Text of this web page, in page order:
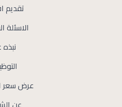
تقديم
الاسئلة
نبذه
عرض سعر